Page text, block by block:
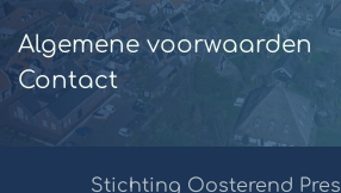
Algemene voorwaarden
Contact
Stichting Oosterend